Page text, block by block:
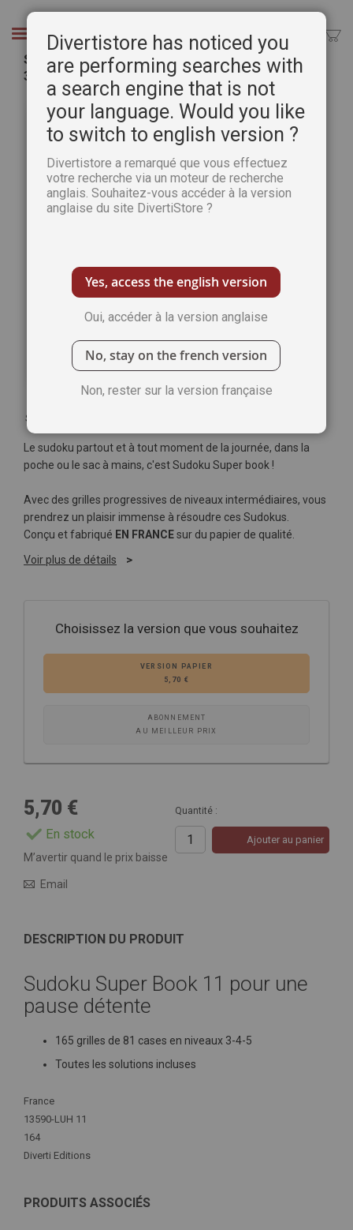
Chercher
SUDOKU Super book 11 - 165 GRILLES - Niveaux
3-4-5
galerie
d’images
Soyez le premier à commenter ce produit
Le sudoku partout et à tout moment de la journée, dans la
poche ou le sac à mains, c'est Sudoku Super book !
Avec des grilles progressives de niveaux intermédiaires, vous
prendrez un plaisir immense à résoudre ces Sudokus.
Conçu et fabriqué EN FRANCEsur du papier de qualité.
Voir plus de détails
Choisissez la version que vous souhaitez
VERSION PAPIER
5,70 €
ABONNEMENT
AU MEILLEUR PRIX
5,70 €
En stock
Quantité :
Ajouter au panier
M’avertir quand le prix baisse
Email
DESCRIPTION DU PRODUIT
Sudoku Super Book 11 pour une
pause détente
165 grilles de 81 cases en niveaux 3-4-5
Toutes les solutions incluses
Plus
d'infos
France
13590-LUH 11
164
Diverti Editions
PRODUITS ASSOCIÉS
Divertistore has noticed you
are performing searches with
a search engine that is not
your language. Would you like
to switch to english version ?
Divertistore a remarqué que vous effectuez
votre recherche via un moteur de recherche
anglais. Souhaitez-vous accéder à la version
anglaise du site DivertiStore ?
Yes, access the english version
Oui, accéder à la version anglaise
No, stay on the french version
Non, rester sur la version française